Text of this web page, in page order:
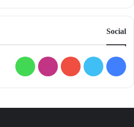
Social
فيسبوك
تويتر يوتيوبانستقرامواتساب